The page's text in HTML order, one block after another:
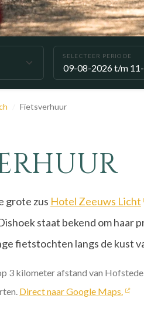
SELECTEER PERIODE
Fietsverhuur
grote zus Hotel Zeeuws Licht
staat bekend om haar
fietstochten langs de kust
3 kilometer afstand van
Direct naar Google Maps.